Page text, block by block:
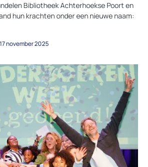
Bibliotheek Achterhoekse Poort en
hun krachten onder een nieuwe naam:
17 november 2025